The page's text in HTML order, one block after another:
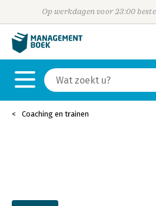
Op werkdagen voor 23:00
Coaching en trainen